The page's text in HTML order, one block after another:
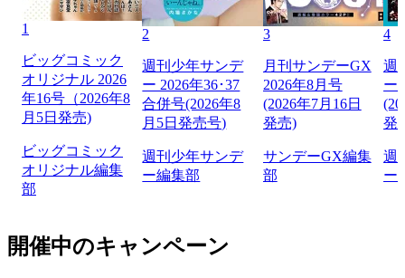
1
ビッグコミック
オリジナル 2026
年16号（2026年8
月5日発売)
ビッグコミック
オリジナル編集
部
2
週刊少年サンデ
ー 2026年36･37
合併号(2026年8
月5日発売号)
週刊少年サンデ
ー編集部
3
月刊サンデーGX
2026年8月号
(2026年7月16日
発売)
サンデーGX編集
部
4
週
ー
発
週
ー
開催中のキャンペーン